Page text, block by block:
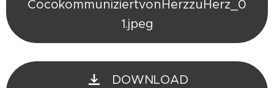
CocokommuniziertvonHerzzuHerz_0
1.jpeg
DOWNLOAD